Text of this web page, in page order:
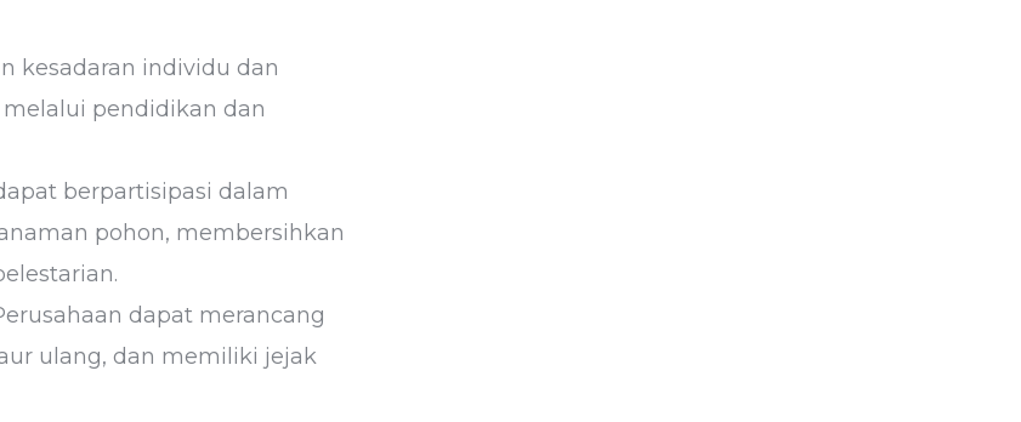
kesadaran individu dan
pendidikan dan
berpartisipasi dalam
pohon, membersihkan
dapat merancang
ulang, dan memiliki jejak